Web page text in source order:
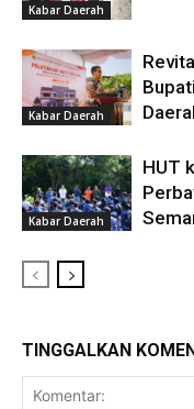
Kabar Daerah
Kabar Daerah
Kabar Daerah
HUT
TINGGALKAN